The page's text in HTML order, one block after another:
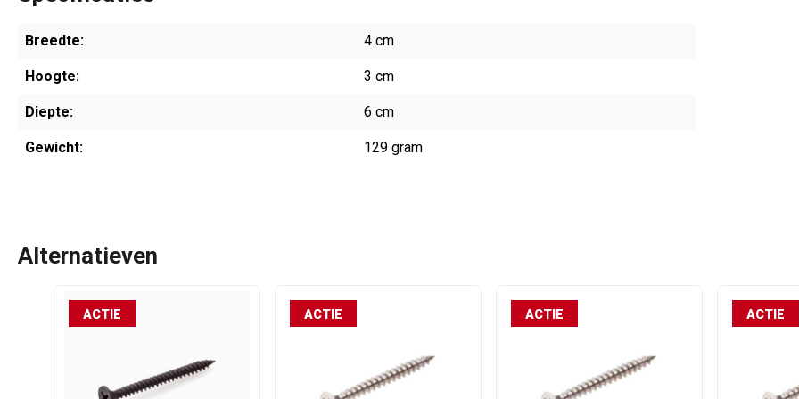
Breedte: 4 cm
Hoogte: 3 cm
Diepte: 6 cm
Gewicht: 129 gram
Alternatieven
ACTIE ACTIE ACTIE ACTIE